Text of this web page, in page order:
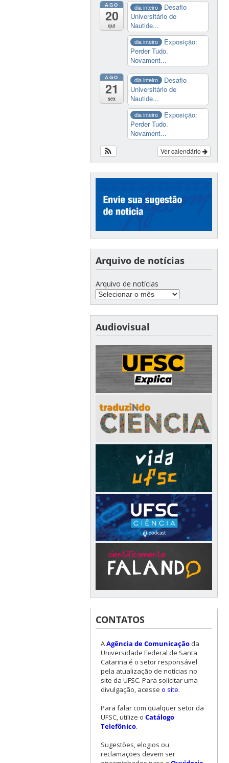
AGO
20
qui
dia inteiro
Desafio
Universitário de
Nautide...
dia inteiro
Exposição:
Perder Tudo.
Novament...
AGO
21
sex
dia inteiro
Desafio
Universitário de
Nautide...
dia inteiro
Exposição:
Perder Tudo.
Novament...
Ver calendário
Arquivo de notícias
Arquivo de notícias
Audiovisual
CONTATOS
AAgência de Comunicaçãoda
Universidade Federal de Santa
Catarina é o setor responsável
pela atualização de notícias no
site da UFSC. Para solicitar uma
divulgação, acesse o site.
Para falar com qualquer setor da
UFSC, utilize o Catálogo
Telefônico.
Sugestões, elogios ou
reclamações devem ser